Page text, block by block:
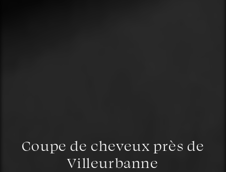
Coupe de cheveux près de
Villeurbanne